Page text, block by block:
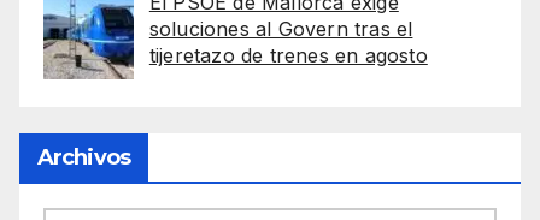
soluciones al Govern tras el
tijeretazo de trenes en agosto
Archivos